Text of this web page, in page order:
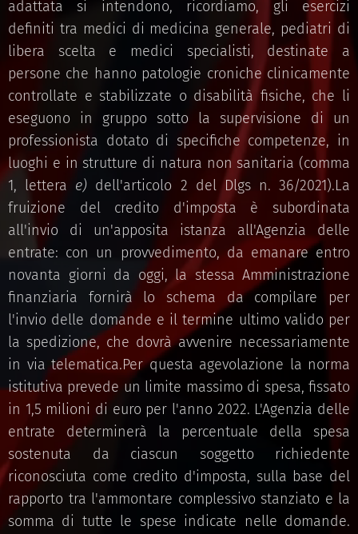
adattata si intendono, ricordiamo, gli esercizi
definiti tra medici di medicina generale, pediatri di
libera scelta e medici specialisti, destinate a
persone che hanno patologie croniche clinicamente
controllate e stabilizzate o disabilità fisiche, che li
eseguono in gruppo sotto la supervisione di un
professionista dotato di specifiche competenze, in
luoghi e in strutture di natura non sanitaria (comma
1, lettera e) dell'articolo 2 del Dlgs n. 36/2021).La
fruizione del credito d'imposta è subordinata
all'invio di un'apposita istanza all'Agenzia delle
entrate: con un provvedimento, da emanare entro
novanta giorni da oggi, la stessa Amministrazione
finanziaria fornirà lo schema da compilare per
l'invio delle domande e il termine ultimo valido per
la spedizione, che dovrà avvenire necessariamente
in via telematica.Per questa agevolazione la norma
istitutiva prevede un limite massimo di spesa, fissato
in 1,5 milioni di euro per l'anno 2022. L'Agenzia delle
entrate determinerà la percentuale della spesa
sostenuta da ciascun soggetto richiedente
riconosciuta come credito d'imposta, sulla base del
rapporto tra l'ammontare complessivo stanziato e la
somma di tutte le spese indicate nelle domande.